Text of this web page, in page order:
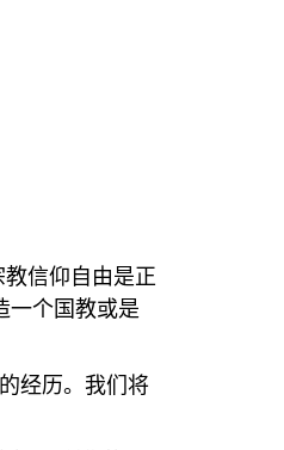
信仰自由是正
一个国教或是
经历。我们将